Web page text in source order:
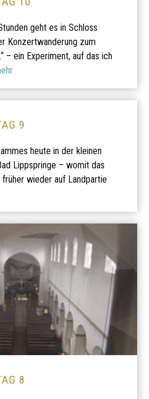
geht es in Schloss
Konzertwanderung zum
– ein Experiment, auf das ich
9
heute in der kleinen
Lippspringe – womit das
wieder auf Landpartie
8